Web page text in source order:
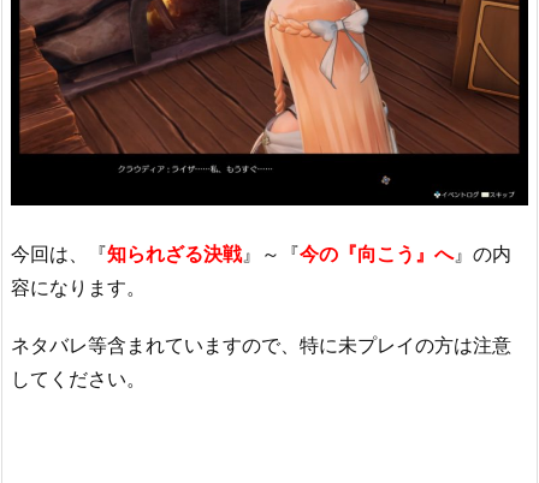
今回は、『知られざる決戦』～『今の『向こう』へ』の内
容になります。
ネタバレ等含まれていますので、特に未プレイの方は注意
してください。